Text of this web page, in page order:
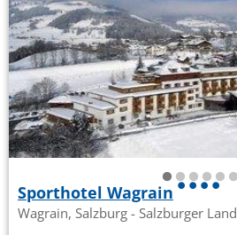
Sporthotel Wagrain
Wagrain, Salzburg - Salzburger Land